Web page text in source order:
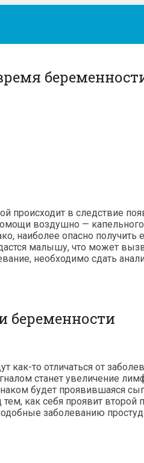
происходит в следствие
воздушно —
наиболее опасно получить
малышу, что может
необходимо сдать
как-то отличаться от
станет увеличение
будет проявившаяся
как себя проявит второй
заболеванию